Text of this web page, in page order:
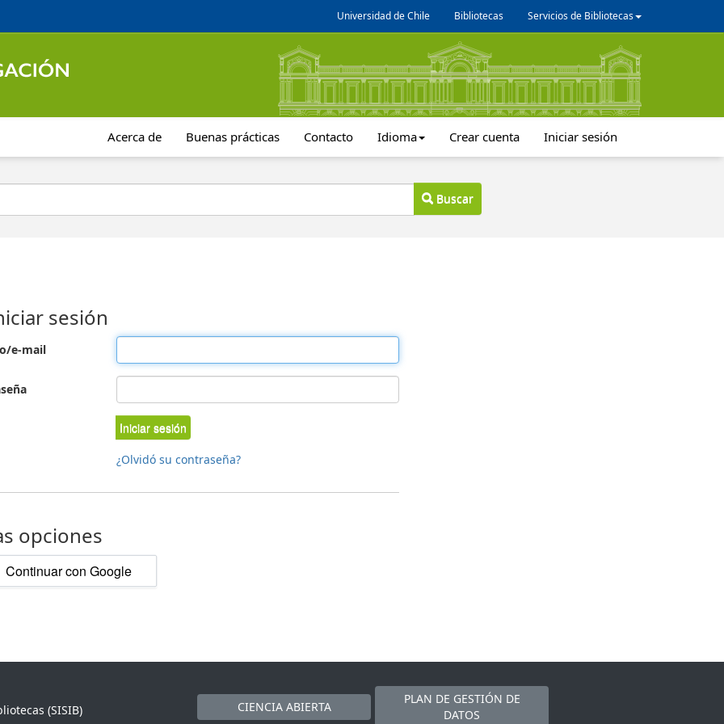
Universidad de Chile Bibliotecas Servicios de Bibliotecas
Acerca de Buenas prácticas Contacto Idioma Crear cuenta Iniciar sesión
Buscar
sesión
e-mail
Iniciar sesión
¿Olvidó su contraseña?
opciones
Continuar con Google
(SISIB)
CIENCIA ABIERTA
PLAN DE GESTIÓN DE
DATOS